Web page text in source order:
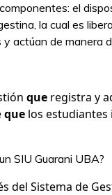
el
la cual es
actúan de manera
que registra y
que los
SIU Guarani UBA?
del Sistema de